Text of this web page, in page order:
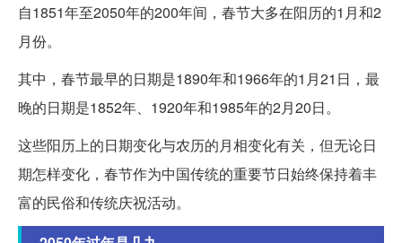
自1851年至2050年的200年间，春节大多在阳历的1月和2
月份。
其中，春节最早的日期是1890年和1966年的1月21日，最
晚的日期是1852年、1920年和1985年的2月20日。
这些阳历上的日期变化与农历的月相变化有关，但无论日
期怎样变化，春节作为中国传统的重要节日始终保持着丰
富的民俗和传统庆祝活动。